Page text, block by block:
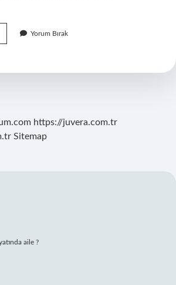
Yorum Bırak
https://juvera.com.tr
Sitemap
aile ?